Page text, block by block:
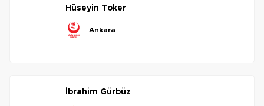
hüseyin toker
ankara
i̇brahim gürbüz